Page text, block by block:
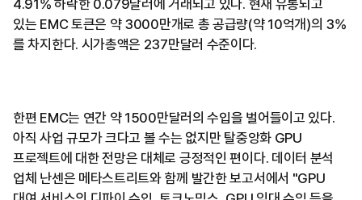
4.91% 하락한 0.079달러에 거래되고 있다. 현재 유통되고
있는 EMC 토큰은 약 3000만개로 총 공급량(약 10억개)의 3%
를 차지한다. 시가총액은 237만달러 수준이다.
한편 EMC는 연간 약 1500만달러의 수입을 벌어들이고 있다.
아직 사업 규모가 크다고 볼 수는 없지만 탈중앙화 GPU
프로젝트에 대한 전망은 대체로 긍정적인 편이다. 데이터 분석
업체 난센은 메타스트리트와 함께 발간한 보고서에서 "GPU